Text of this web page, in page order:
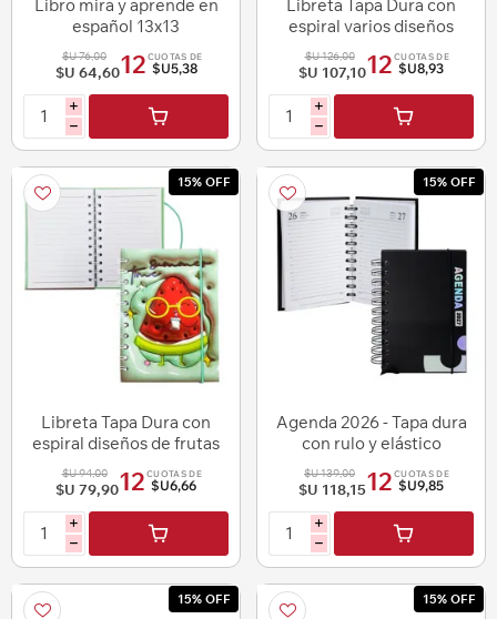
Libro mira y aprende en
español 13x13
$U 76,00
$U 64,6012 CUOTAS DE
$U5,38
i
h
Libreta Tapa Dura con
espiral varios diseños
$U 126,00
$U 107,1012 CUOTAS DE
$U8,93
i
h
15% OFF
Libreta Tapa Dura con
espiral diseños de frutas
$U 94,00
$U 79,9012 CUOTAS DE
$U6,66
i
h
15% OFF
Agenda 2026 - Tapa dura
con rulo y elástico
$U 139,00
$U 118,1512 CUOTAS DE
$U9,85
i
h
15% OFF 15% OFF